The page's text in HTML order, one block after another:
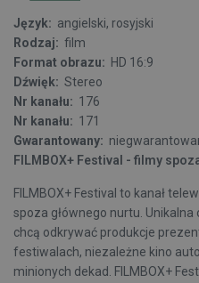
Język: angielski, rosyjski
Rodzaj: film
Format obrazu: HD 16:9
Dźwięk: Stereo
Nr kanału: 176
Nr kanału: 171
Gwarantowany:
FILMBOX+ Festival - filmy
FILMBOX+ Festival to kanał
spoza głównego nurtu.
chcą odkrywać produkcje
festiwalach, niezależne kino
minionych dekad. FILMBOX+